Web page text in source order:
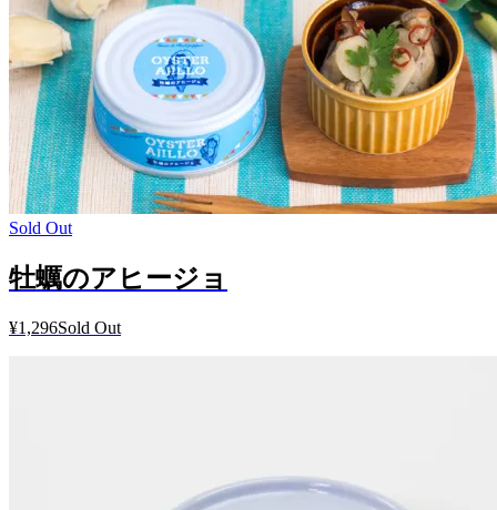
Sold Out
牡蠣のアヒージョ
¥1,296Sold Out